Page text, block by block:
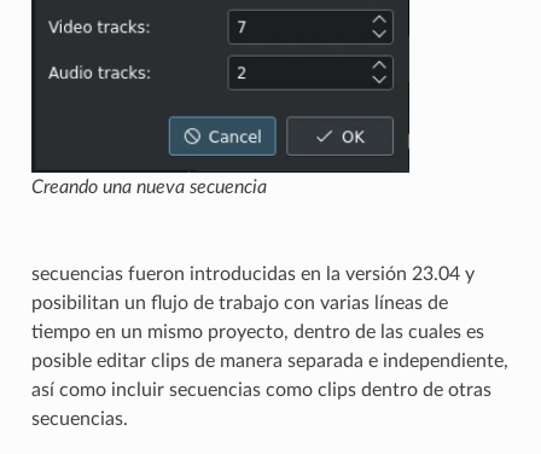
Creando una nueva secuencia
secuencias fueron introducidas en la versión 23.04 y
posibilitan un flujo de trabajo con varias líneas de
tiempo en un mismo proyecto, dentro de las cuales es
posible editar clips de manera separada e independiente,
así como incluir secuencias como clips dentro de otras
secuencias.